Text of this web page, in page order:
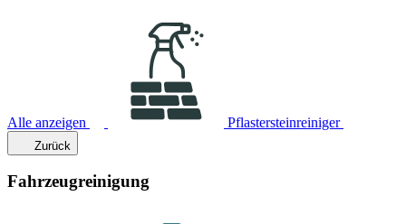
Alle anzeigen Pflastersteinreiniger
Zurück
Fahrzeugreinigung